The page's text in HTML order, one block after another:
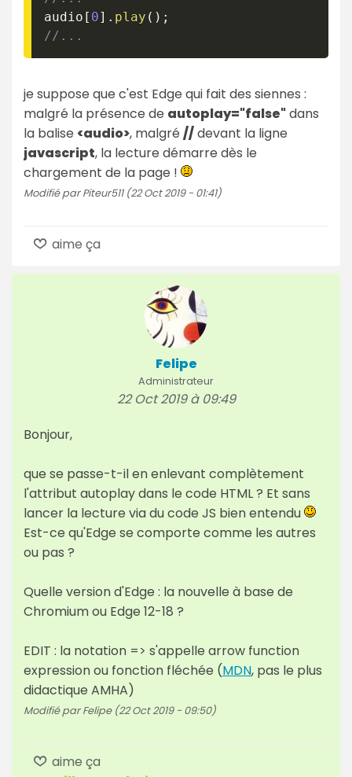
audio [ 0] . play ( ) ;
//...
je suppose que c'est Edge qui fait des siennes :
malgré la présence de autoplay="false"dans
la balise <audio>, malgré //devant la ligne
javascript, la lecture démarre dès le
chargement de la page !
Modifié par Piteur511 (22 Oct 2019 - 01:41)
aime ça
Felipe
Administrateur
22 Oct 2019 à 09:49
Bonjour,
que se passe-t-il en enlevant complètement
l'attribut autoplay dans le code HTML ? Et sans
lancer la lecture via du code JS bien entendu
Est-ce qu'Edge se comporte comme les autres
ou pas ?
Quelle version d'Edge : la nouvelle à base de
Chromium ou Edge 12-18 ?
EDIT : la notation => s'appelle arrow function
expression ou fonction fléchée (MDN, pas le plus
didactique AMHA)
Modifié par Felipe (22 Oct 2019 - 09:50)
aime ça